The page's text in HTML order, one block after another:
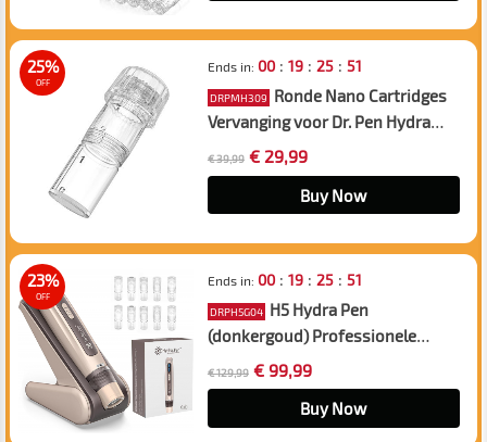
25%
OFF
Ends in: 00: 19: 25: 50
DRPMH309
Ronde Nano Cartridges
Vervanging voor Dr. Pen Hydra
Pen H3 H5 Microneedling Pen,
10st Pack
€ 39,99 € 29,99
Buy Now
23%
OFF
Ends in: 00: 19: 25: 50
DRPH5G04 H5 Hydra Pen
(donkergoud) Professionele
microneedling Dermapen
Automatische serum-infusie,
EMS-functie, 10 stuks Nano S-
cartridges-pakket
€ 129,99 € 99,99
Buy Now